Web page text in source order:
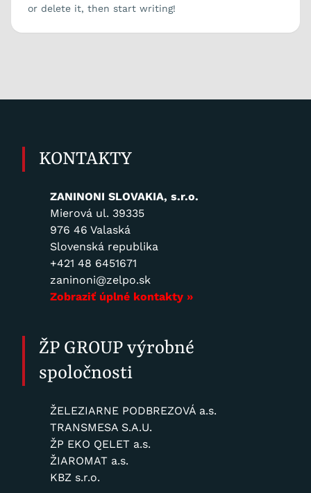
or delete it, then start writing!
KONTAKTY
ZANINONI SLOVAKIA, s.r.o.
Mierová ul. 39335
976 46 Valaská
Slovenská republika
+421 48 6451671
zaninoni@zelpo.sk
Zobraziť úplné kontakty »
ŽP GROUP výrobné
spoločnosti
ŽELEZIARNE PODBREZOVÁ a.s.
TRANSMESA S.A.U.
ŽP EKO QELET a.s.
ŽIAROMAT a.s.
KBZ s.r.o.